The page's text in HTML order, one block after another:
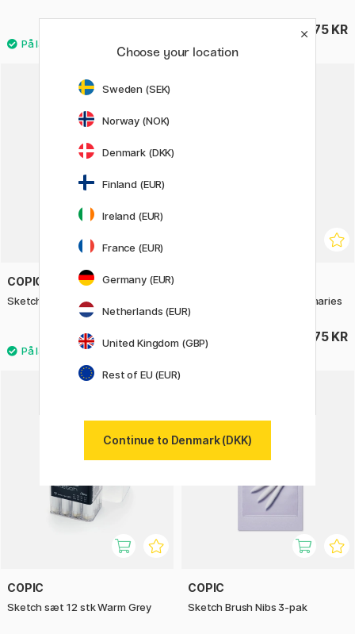
375 KR
COPIC
Sketch sæt 12 stk CG Cool Grey
785 KR
Sketch 6-sæt Perfect Primaries
375 KR
COPIC
Sketch sæt 12 stk Warm Grey
COPIC
Sketch Brush Nibs 3-pak
Choose your location
Sweden (SEK)
Norway (NOK)
Denmark (DKK)
Finland (EUR)
Ireland (EUR)
France (EUR)
Germany (EUR)
Netherlands (EUR)
United Kingdom (GBP)
Rest of EU (EUR)
Continue to Denmark (DKK)